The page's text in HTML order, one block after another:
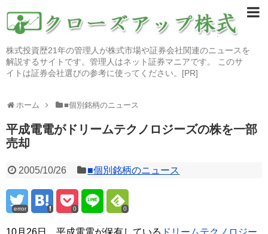
株式投資歴21年の管理人が株式市場や証券会社関連のニュースを
解説するサイトです。管理人はネット証券マニアです。 このサ
イトは証券会社選びの参考に使ってください。[PR]
ホーム ■個別銘柄のニュース
平成電電がドリームテクノロジーズの株を一部
売却
2005/10/26 ■個別銘柄のニュース
error 0 0